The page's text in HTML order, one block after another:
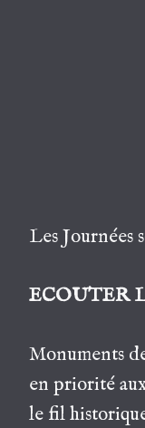
Les Journées
ECOUTER
Monuments
en priorité
le fil